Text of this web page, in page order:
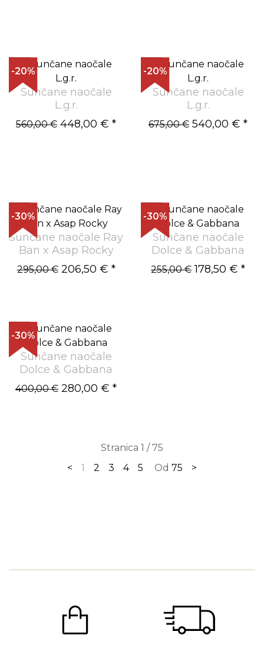
-20%
Sunčane naočale
L.g.r.
560,00 € 448,00 € *
-20%
Sunčane naočale
L.g.r.
675,00 € 540,00 € *
-30%
Sunčane naočale Ray
Ban x Asap Rocky
295,00 €206,50 € *
-30%
Sunčane naočale
Dolce & Gabbana
255,00 € 178,50 € *
-30%
Sunčane naočale
Dolce & Gabbana
400,00 € 280,00 € *
Stranica 1 / 75
<
1 2 3 4 5 Od 75 >